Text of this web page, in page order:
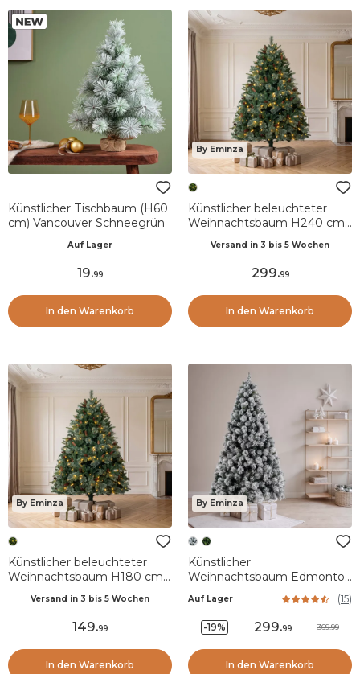
Künstlicher Tischbaum (H60
cm) Vancouver Schneegrün
Auf Lager
19.99
In den Warenkorb
By Eminza
Künstlicher beleuchteter
Weihnachtsbaum H240 cm
Tannengrün
Versand in 3 bis 5 Wochen
299.99
In den Warenkorb
By Eminza
Künstlicher beleuchteter
Weihnachtsbaum H180 cm
Tannengrün
Versand in 3 bis 5 Wochen
149.99
In den Warenkorb
By Eminza
Künstlicher
Weihnachtsbaum Edmonton
Auf Lager (15)
-19% 299.99 369.99
In den Warenkorb